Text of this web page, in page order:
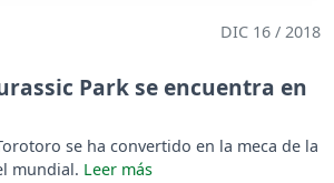
DIC 16 / 2018
Park se encuentra en
se ha convertido en la meca de la
mundial.